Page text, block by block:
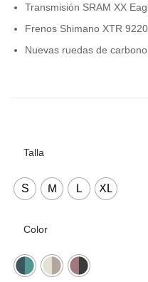
Transmisión SRAM XX
Frenos Shimano XTR 9220
Nuevas ruedas de
Talla
S M L XL
Color